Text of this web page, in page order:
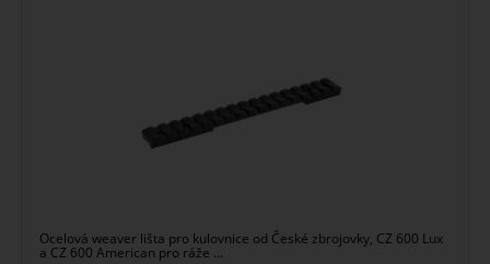
Ocelová weaver lišta pro kulovnice od České zbrojovky, CZ 600 Lux
a CZ 600 American pro ráže ...